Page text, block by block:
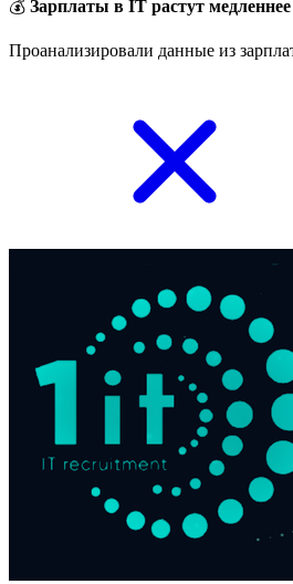
💰 Зарплаты в IT растут
Проанализировали данные из